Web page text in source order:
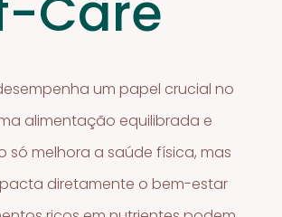
um papel crucial no
alimentação equilibrada e
só melhora a saúde física, mas
diretamente o bem-estar